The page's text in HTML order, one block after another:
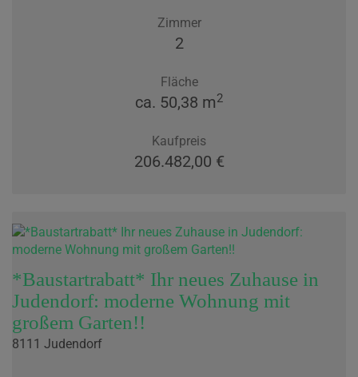
Zimmer
2
Fläche
ca. 50,38 m2
Kaufpreis
206.482,00 €
*Baustartrabatt* Ihr neues Zuhause in
Judendorf: moderne Wohnung mit
großem Garten!!
8111 Judendorf